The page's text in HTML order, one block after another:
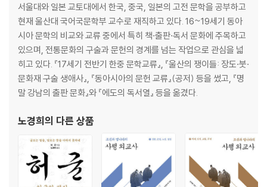
억새꽃 ― 가을 산야에 환히 빛나는 꽃
갈대꽃 ― 물가에 피어난 호젓한 가을
국화 ― 꽃과 술과 차와 함께하는 가을
서울대와 일본 교토대에서 한국, 중국, 일본의 고전 문학을 공부하고
현재 울산대 국어국문학부 교수로 재직하고 있다. 16~19세기 동아
시아 문학의 비교와 교류 중에서 특히 책·출판·독서 문화에 주목하고
있으며, 전통문화의 구술과 문헌의 경계를 넘는 작업으로 관심을 넓
히고 있다. 『17세기 전반기 한중 문학교류』, 『울산의 쟁이들: 장도·붓·
문화재 구술 생애사』, 『동아시아의 문헌 교류』(공저) 등을 썼고, 『명
말 강남의 출판 문화』와 『에도의 독서열』 등을 옮겼다.
노경희의 다른 상품